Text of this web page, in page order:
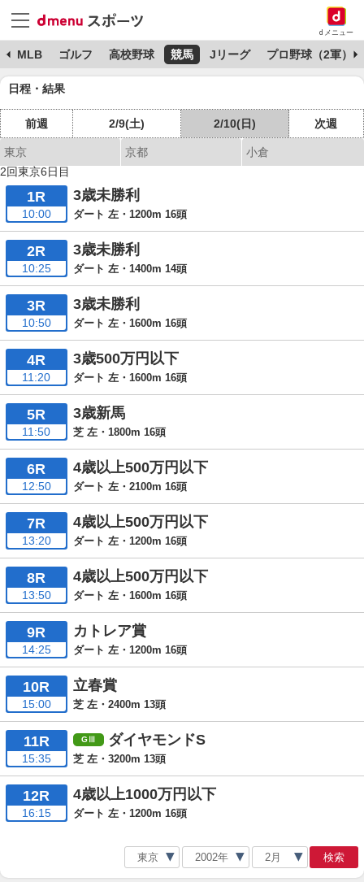
dメニュー
MLB ゴルフ 高校野球 競馬 Jリーグ プロ野球（2軍）
日程・結果
前週 2/9(土) 2/10(日) 次週
東京 京都
小倉
2回東京6日目
1R
10:00
3歳未勝利
ダート 左・1200m 16頭
2R
10:25
3歳未勝利
ダート 左・1400m 14頭
3R
10:50
3歳未勝利
ダート 左・1600m 16頭
4R
11:20
3歳500万円以下
ダート 左・1600m 16頭
5R
11:50
3歳新馬
芝 左・1800m 16頭
6R
12:50
4歳以上500万円以下
ダート 左・2100m 16頭
7R
13:20
4歳以上500万円以下
ダート 左・1200m 16頭
8R
13:50
4歳以上500万円以下
ダート 左・1600m 16頭
9R
14:25
カトレア賞
ダート 左・1200m 16頭
10R
15:00
立春賞
芝 左・2400m 13頭
11R
15:35
ダイヤモンドS
芝 左・3200m 13頭
12R
16:15
4歳以上1000万円以下
ダート 左・1200m 16頭
検索